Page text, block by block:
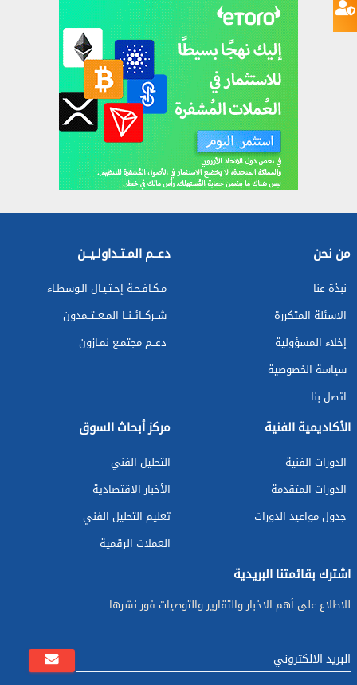
من نحن
نبذة عنا
الاسئلة المتكررة
إخلاء المسؤولية
سياسة الخصوصية
اتصل بنا
دعــم المـتـداولـيــن
مـكـافـحـة إحـتـيـال الـوسطـاء
شــركــائــنــا المـعــتــمدون
دعــم مجتمـع نمـازون
الأكاديمية الفنية
الدورات الفنية
الدورات المتقدمة
جدول مواعيد الدورات
مركز أبحاث السوق
التحليل الفني
الأخبار الاقتصادية
تعليم التحليل الفني
العملات الرقمية
اشترك بقائمتنا البريدية
للاطلاع على أهم الاخبار والتقارير والتوصيات فور نشرها